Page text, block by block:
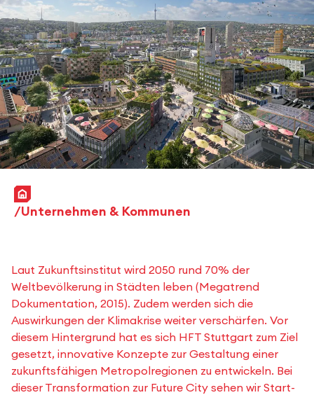
Startseite
Unternehmen & Kommunen
Laut Zukunftsinstitut wird 2050 rund 70% der
Weltbevölkerung in Städten leben (Megatrend
Dokumentation, 2015). Zudem werden sich die
Auswirkungen der Klimakrise weiter verschärfen. Vor
diesem Hintergrund hat es sich HFT Stuttgart zum Ziel
gesetzt, innovative Konzepte zur Gestaltung einer
zukunftsfähigen Metropolregionen zu entwickeln. Bei
dieser Transformation zur Future City sehen wir Start-